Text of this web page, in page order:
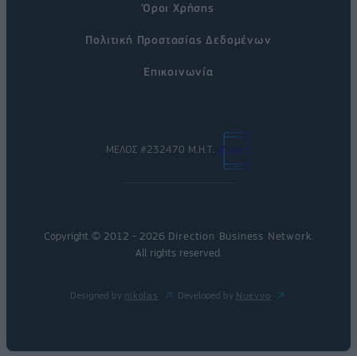
Όροι Χρήσης
Πολιτική Προστασίας Δεδομένων
Επικοινωνία
ΜΕΛΟΣ #232470 Μ.Η.Τ.
Copyright © 2012 - 2026 Direction Business Network
All rights reserved.
Designed by nikolas Developed by Nuevvo